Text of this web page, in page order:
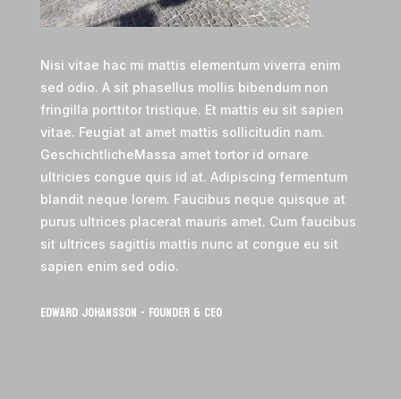
Nisi vitae hac mi mattis elementum viverra enim
sed odio. A sit phasellus mollis bibendum non
fringilla porttitor tristique. Et mattis eu sit sapien
vitae. Feugiat at amet mattis sollicitudin nam.
GeschichtlicheMassa amet tortor id ornare
ultricies congue quis id at. Adipiscing fermentum
blandit neque lorem. Faucibus neque quisque at
purus ultrices placerat mauris amet. Cum faucibus
sit ultrices sagittis mattis nunc at congue eu sit
sapien enim sed odio.
Edward Johansson - Founder & CEO